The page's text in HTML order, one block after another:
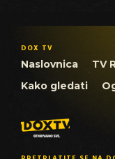
DOX TV
Naslovnica TV
Kako gledati